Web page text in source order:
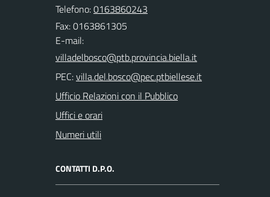
Telefono:0163860243
Fax: 0163861305
E-mail:
PEC:
Ufficio Relazioni con il Pubblico
Uffici e orari
Numeri utili
CONTATTI D.P.O.